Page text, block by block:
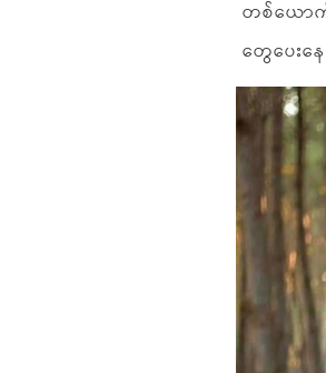
တစ်ယော
တွေပေးန